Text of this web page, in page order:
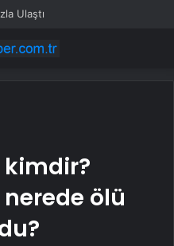
Ulaştı
kimdir?
ölü